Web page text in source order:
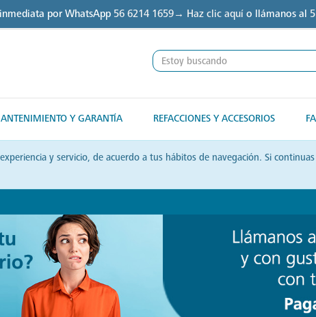
por WhatsApp 56 6214 1659→ Haz clic aquío llámanos al
Y GARANTÍA REFACCIONES Y ACCESORIOS
y servicio, de acuerdo a tus hábitos de navegación. Si